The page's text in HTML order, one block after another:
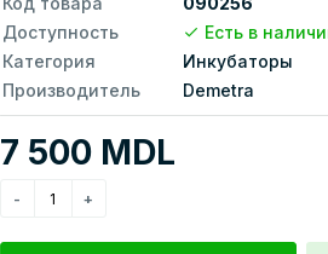
Доступность
Есть в
Категория
Инкубаторы
Производитель
Demetra
7 500 MDL